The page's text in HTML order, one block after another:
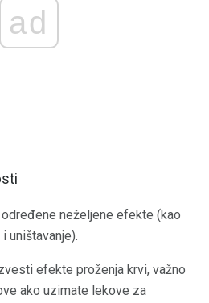
ad
neželjene efekte (kao
uništavanje).
efekte proženja krvi, važno
ako uzimate lekove za